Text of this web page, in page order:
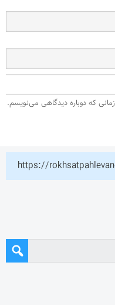
که دوباره دیدگاهی می‌نویسم.
https://